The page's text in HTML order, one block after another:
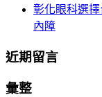
彰化眼科選
內障
近期留言
彙整